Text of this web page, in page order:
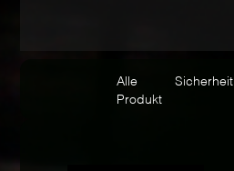
Alle Sicherheit
Produkt